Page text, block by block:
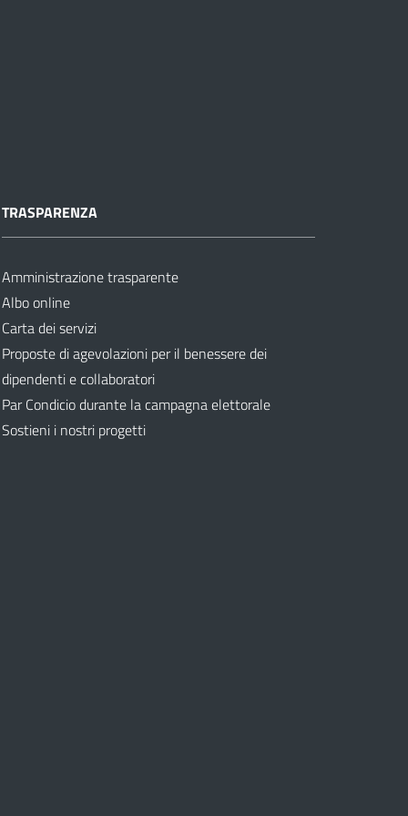
TRASPARENZA
Amministrazione trasparente
Albo online
Carta dei servizi
Proposte di agevolazioni per il benessere dei
dipendenti e collaboratori
Par Condicio durante la campagna elettorale
Sostieni i nostri progetti